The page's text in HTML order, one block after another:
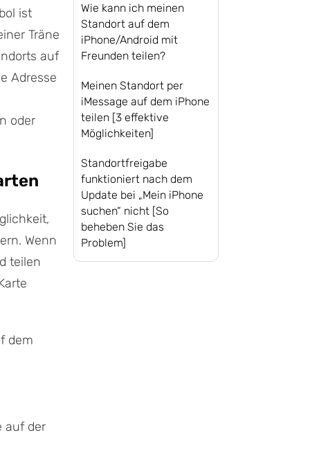
ist
Träne
auf
Adresse
oder
Wenn
teilen
dem
auf der
Wie kann ich meinen
Standort auf dem
iPhone/Android mit
Freunden teilen?
Meinen Standort per
iMessage auf dem iPhone
teilen [3 effektive
Möglichkeiten]
Standortfreigabe
funktioniert nach dem
Update bei „Mein iPhone
suchen“ nicht [So
beheben Sie das
Problem]